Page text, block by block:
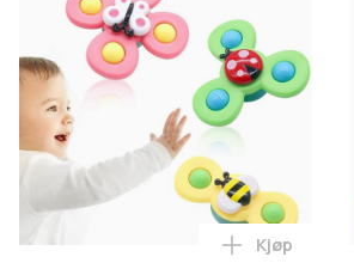
Legg 3-
Kjøp